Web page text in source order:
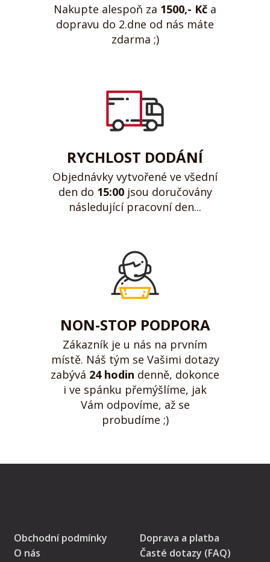
Nakupte alespoň za 1500,- Kč a
dopravu do 2.dne od nás máte
zdarma ;)
RYCHLOST DODÁNÍ
Objednávky vytvořené ve všední
den do 15:00jsou doručovány
následující pracovní den...
NON-STOP PODPORA
Zákazník je u nás na prvním
místě. Náš tým se Vašimi dotazy
zabývá 24 hodin denně, dokonce
i ve spánku přemýšlíme, jak
Vám odpovíme, až se
probudíme ;)
Obchodní podmínky
O nás
Doprava a platba
Časté dotazy (FAQ)